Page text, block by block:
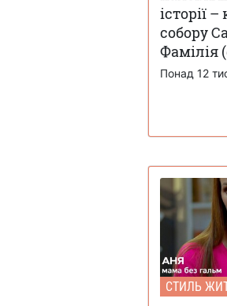
історії
собору
Фамілія
Понад 12
СТИЛЬ